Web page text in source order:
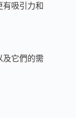
有吸引力和
及它們的需